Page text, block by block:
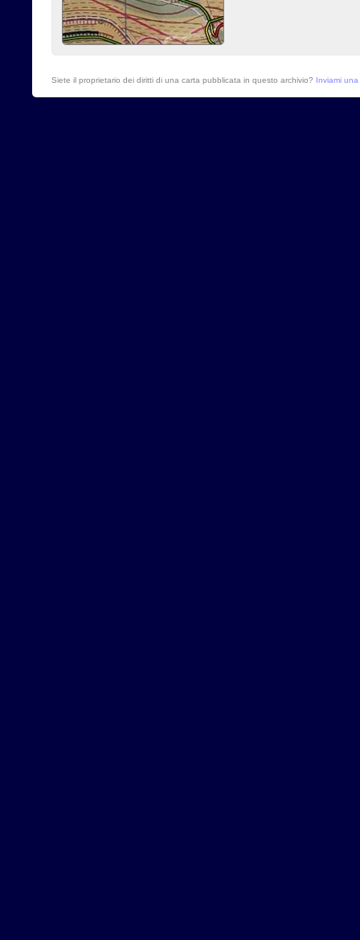
Siete il proprietario dei diritti di una carta pubblicata in questo archivio? Inviami una